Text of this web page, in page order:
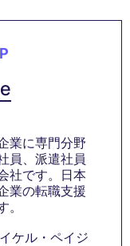
業に専門分野
員、派遣社員
社です。日本
業の転職支援
ケル・ペイジ